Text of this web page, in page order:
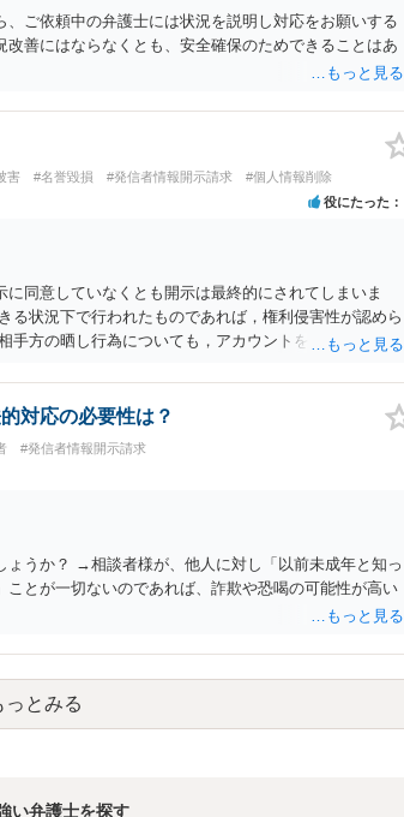
きでしょう。
ご依頼中の弁護士には状況を説明し対応をお願いする
善にはならなくとも、安全確保のためできることはあ
害 #名誉毀損 #発信者情報開示請求 #個人情報削除
役にたった
同意していなくとも開示は最終的にされてしまいま
る状況下で行われたものであれば，権利侵害性が認めら
手方の晒し行為についても，アカウントを特定したうえ
対応の必要性は？
#発信者情報開示請求
ょうか？ →相談者様が、他人に対し「以前未成年と知っ
とが一切ないのであれば、詐欺や恐喝の可能性が高い
っとみる
い弁護士を探す